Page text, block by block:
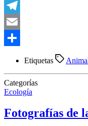
WhatsApp
Telegram
Email
Etiquetas
Categorías
Ecología
Fotografías de